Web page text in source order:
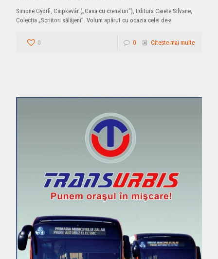
Simone Györfi, Csipkevár („Casa cu creneluri”), Editura Caiete Silvane,
Colecția „Scriitori sălăjeni”. Volum apărut cu ocazia celei de-a
0 0 Citeste mai multe